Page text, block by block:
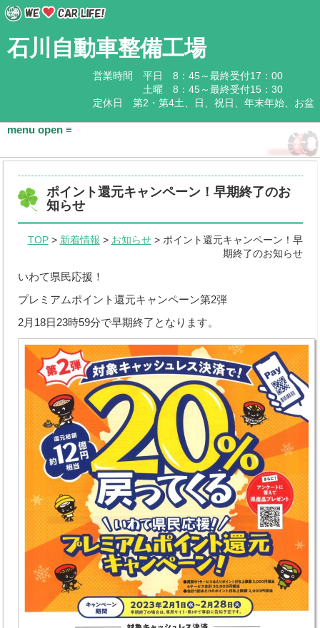
石川自動車整備工場
営業時間 平日 8：45～最終受付17：00
土曜 8：45～最終受付15：30
定休日 第2・第4土、日、祝日、年末年始、お盆
会社概要
取扱商品
取扱商品
お支払い方法
取扱パーツメーカー
新車取扱メーカー
業務内容
オートオークション
車検整備
鈑金・塗装
手続代行
レッカー対応
ポイント還元キャンペーン！早期終了のお
知らせ
TOP> 新着情報 > お知らせ> ポイント還元キャンペーン！早
期終了のお知らせ
いわて県民応援！
プレミアムポイント還元キャンペーン第2弾
2月18日23時59分で早期終了となります。